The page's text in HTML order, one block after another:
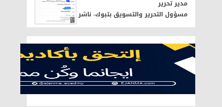
مدير تحرير
مسؤول التحرير والتسويق بتبوك- ناشر